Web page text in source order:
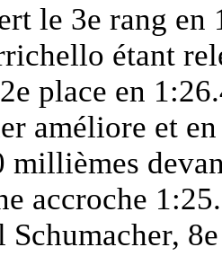
le 3e rang en
étant
place en
améliore et
millièmes
accroche